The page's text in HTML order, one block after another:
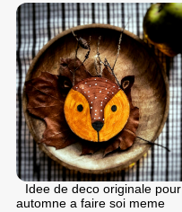
Idee de deco originale pour
automne a faire soi meme